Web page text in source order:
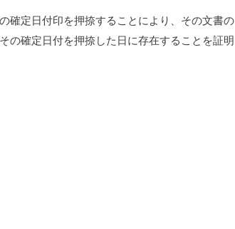
確定日付印を押捺することにより、その文書の
の確定日付を押捺した日に存在することを証明